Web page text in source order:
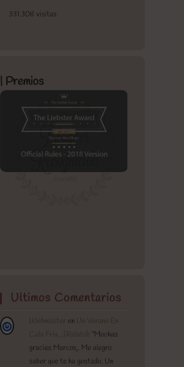
331.308 visitas
| Premios
Ultimos Comentarios
Webmaster en Un Verano En
Cala Fria…(Relato) : “Muchas
gracias Marcos,. Me alegro
saber que te ha gustado. Un